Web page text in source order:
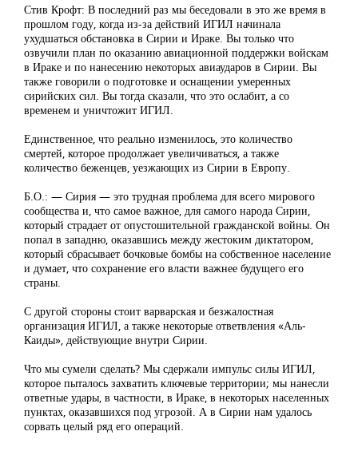
Стив Крофт: В последний раз мы беседовали в это же время в
прошлом году, когда из-за действий ИГИЛ начинала
ухудшаться обстановка в Сирии и Ираке. Вы только что
озвучили план по оказанию авиационной поддержки войскам
в Ираке и по нанесению некоторых авиаударов в Сирии. Вы
также говорили о подготовке и оснащении умеренных
сирийских сил. Вы тогда сказали, что это ослабит, а со
временем и уничтожит ИГИЛ.
Единственное, что реально изменилось, это количество
смертей, которое продолжает увеличиваться, а также
количество беженцев, уезжающих из Сирии в Европу.
Б.О.: — Сирия — это трудная проблема для всего мирового
сообщества и, что самое важное, для самого народа Сирии,
который страдает от опустошительной гражданской войны. Он
попал в западню, оказавшись между жестоким диктатором,
который сбрасывает бочковые бомбы на собственное население
и думает, что сохранение его власти важнее будущего его
страны.
С другой стороны стоит варварская и безжалостная
организация ИГИЛ, а также некоторые ответвления «Аль-
Каиды», действующие внутри Сирии.
Что мы сумели сделать? Мы сдержали импульс силы ИГИЛ,
которое пыталось захватить ключевые территории; мы нанесли
ответные удары, в частности, в Ираке, в некоторых населенных
пунктах, оказавшихся под угрозой. А в Сирии нам удалось
сорвать целый ряд его операций.